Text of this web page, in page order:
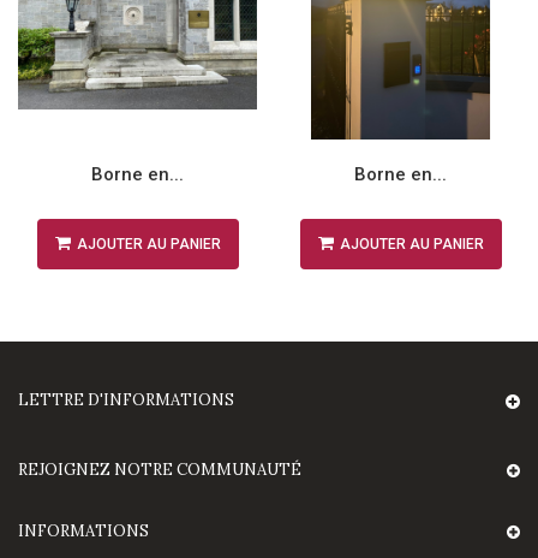
Borne en...
AJOUTER AU PANIER
Borne en...
AJOUTER AU PANIER
LETTRE D'INFORMATIONS
REJOIGNEZ NOTRE COMMUNAUTÉ
INFORMATIONS